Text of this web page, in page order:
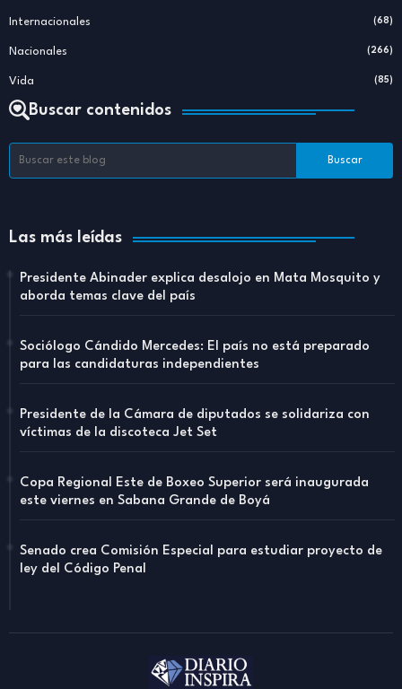
Internacionales (68)
Nacionales (266)
Vida (85)
Buscar contenidos
Las más leídas
Presidente Abinader explica desalojo en Mata Mosquito y
aborda temas clave del país
Sociólogo Cándido Mercedes: El país no está preparado
para las candidaturas independientes
Presidente de la Cámara de diputados se solidariza con
víctimas de la discoteca Jet Set
Copa Regional Este de Boxeo Superior será inaugurada
este viernes en Sabana Grande de Boyá
Senado crea Comisión Especial para estudiar proyecto de
ley del Código Penal